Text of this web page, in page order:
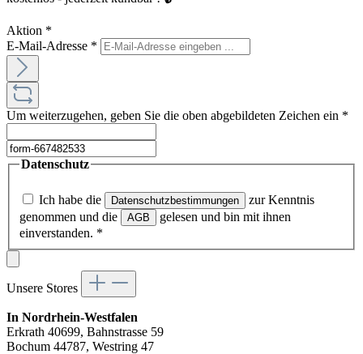
Aktion *
E-Mail-Adresse *
Um weiterzugehen, geben Sie die oben abgebildeten Zeichen ein *
Datenschutz
Ich habe die Datenschutzbestimmungen
zur Kenntnis
genommen und die
AGB
gelesen und bin mit ihnen
einverstanden. *
Unsere Stores
In Nordrhein-Westfalen
Erkrath 40699, Bahnstrasse 59
Bochum 44787, Westring 47